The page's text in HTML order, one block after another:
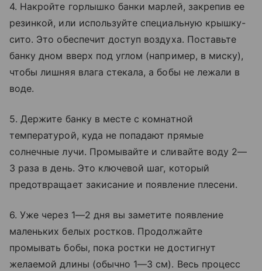
4. Накройте горлышко банки марлей, закрепив ее
резинкой, или используйте специальную крышку-
сито. Это обеспечит доступ воздуха. Поставьте
банку дном вверх под углом (например, в миску),
чтобы лишняя влага стекала, а бобы не лежали в
воде.
5. Держите банку в месте с комнатной
температурой, куда не попадают прямые
солнечные лучи. Промывайте и сливайте воду 2—
3 раза в день. Это ключевой шаг, который
предотвращает закисание и появление плесени.
6. Уже через 1—2 дня вы заметите появление
маленьких белых ростков. Продолжайте
промывать бобы, пока ростки не достигнут
желаемой длины (обычно 1—3 см). Весь процесс